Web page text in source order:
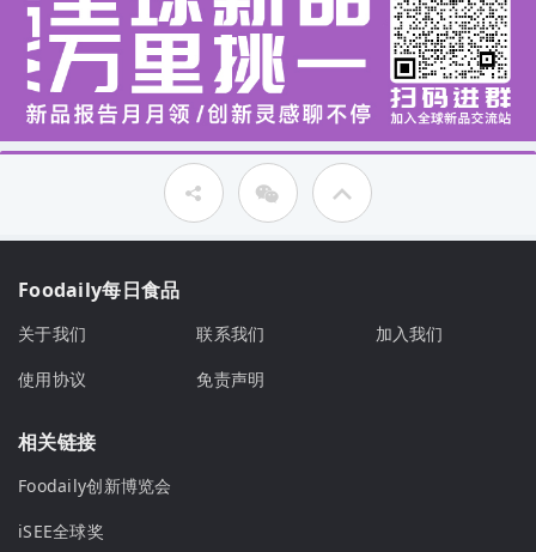
Foodaily每日食品
关于我们 联系我们
加入我们
使用协议
免责声明
相关链接
Foodaily创新博览会
iSEE全球奖